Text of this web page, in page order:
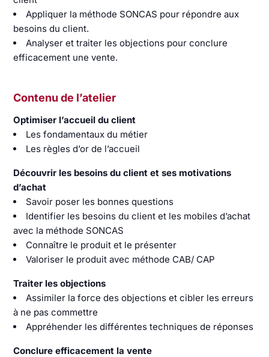
Appliquer la méthode SONCAS pour répondre aux
besoins du client.
Analyser et traiter les objections pour conclure
efficacement une vente.
Contenu de l’atelier
Optimiser l’accueil du client
Les fondamentaux du métier
Les règles d’or de l’accueil
Découvrir les besoins du client et ses motivations
d’achat
Savoir poser les bonnes questions
Identifier les besoins du client et les mobiles d’achat
avec la méthode SONCAS
Connaître le produit et le présenter
Valoriser le produit avec méthode CAB/ CAP
Traiter les objections
Assimiler la force des objections et cibler les erreurs
à ne pas commettre
Appréhender les différentes techniques de réponses
Conclure efficacement la vente